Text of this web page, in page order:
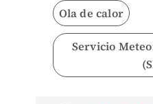
Ola de calor
Servicio